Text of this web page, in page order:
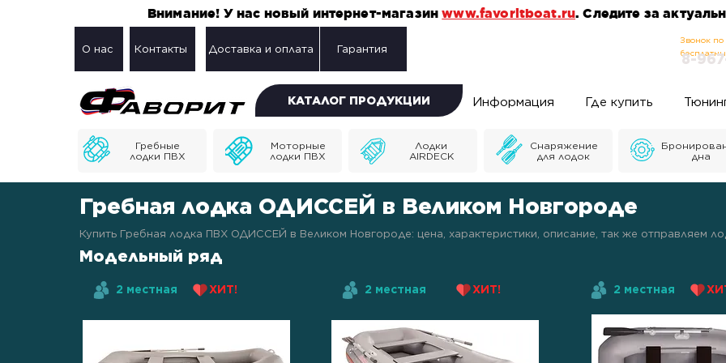
Внимание! У нас новый интернет-магазинwww.favoritboat.ru. Следите за
О нас Контакты Доставка и оплата Гарантия
Звонок по
8-
КАТАЛОГ ПРОДУКЦИИ Информация Где купить
Гребные
лодки ПВХ
Моторные
лодки ПВХ
Лодки
AIRDECK
Снаряжение
для лодок
дна
Гребная лодка ОДИССЕЙ в Великом Новгороде
Купить Гребная лодка ПВХ ОДИССЕЙ в Великом Новгороде: цена, характеристики, описание, так же отправляем
Модельный ряд
2 местная ХИТ! ХИТ!
2 местная 2 местная